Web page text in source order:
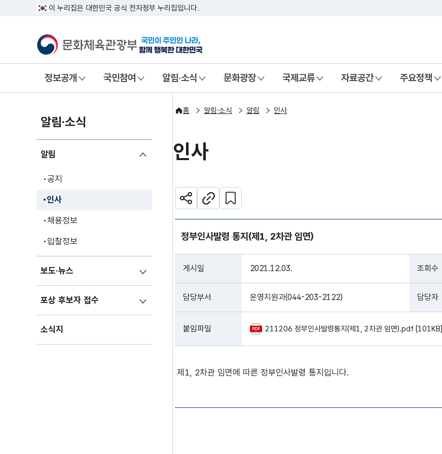
이 누리집은 대한민국 공식 전자정부 누리집입니다.
문화체육관광부국민이 주인인 나라, 함께 행복한 대한민국
정보공개 국민참여 알림·소식 문화광장 국제교류 자료공간 주요정책
알림·소식
알림
공지
인사
채용정보
입찰정보
보도·뉴스
포상 후보자 접수
소식지
홈 알림·소식 알림 인사
인사
공유하기주소복사
관심 콘텐츠 설정하기
정부인사발령 통지(제1, 2차관 임면)
게시일 2021.12.03. 조회수
담당부서 운영지원과(044-203-2122) 담당자
붙임파일 211206 정부인사발령통지(제1, 2차관 임면).pdf [101KB]
제1, 2차관 임면에 따른 정부인사발령 통지입니다.